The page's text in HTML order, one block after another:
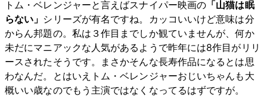
トム・ベレンジャーと言えばスナイパー映画の 「山猫は眠
らない」 シリーズが有名ですね。カッコいいけど意味は分
からん邦題の。私は３作目までしか観ていませんが、何か
未だにマニアックな人気があるようで昨年には8作目がリリ
ースされたそうです。まさかそんな長寿作品になるとは思
わなんだ。とはいえトム・ベレンジャーおじいちゃんも大
概いい歳なのでもう主演ではなくなってるはずですが。